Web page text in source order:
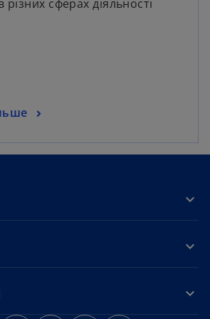
різних сферах діяльності